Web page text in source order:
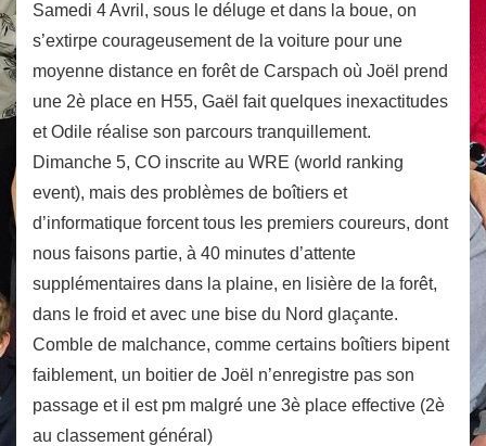
Samedi 4 Avril, sous le déluge et dans la boue, on
s’extirpe courageusement de la voiture pour une
moyenne distance en forêt de Carspach où Joël prend
une 2è place en H55, Gaël fait quelques inexactitudes
et Odile réalise son parcours tranquillement.
Dimanche 5, CO inscrite au WRE (world ranking
event), mais des problèmes de boîtiers et
d’informatique forcent tous les premiers coureurs, dont
nous faisons partie, à 40 minutes d’attente
supplémentaires dans la plaine, en lisière de la forêt,
dans le froid et avec une bise du Nord glaçante.
Comble de malchance, comme certains boîtiers bipent
faiblement, un boitier de Joël n’enregistre pas son
passage et il est pm malgré une 3è place effective (2è
au classement général)